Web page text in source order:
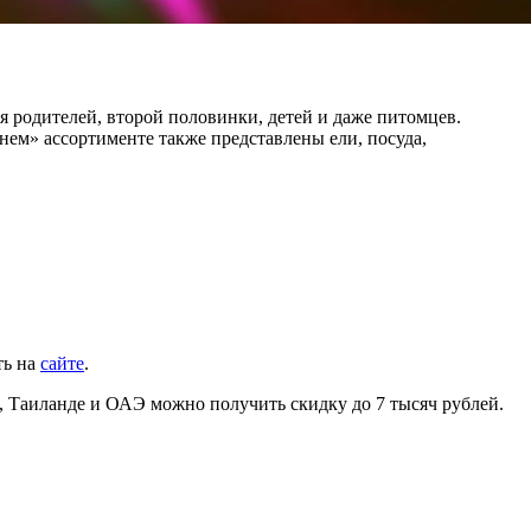
второй половинки, детей и даже питомцев.
ассортименте также представлены ели, посуда,
на сайте.
Таиланде и ОАЭ можно получить скидку до 7 тысяч рублей.